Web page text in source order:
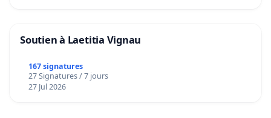
Soutien à Laetitia Vignau
167 signatures
27 Signatures / 7 jours
27 Jul 2026